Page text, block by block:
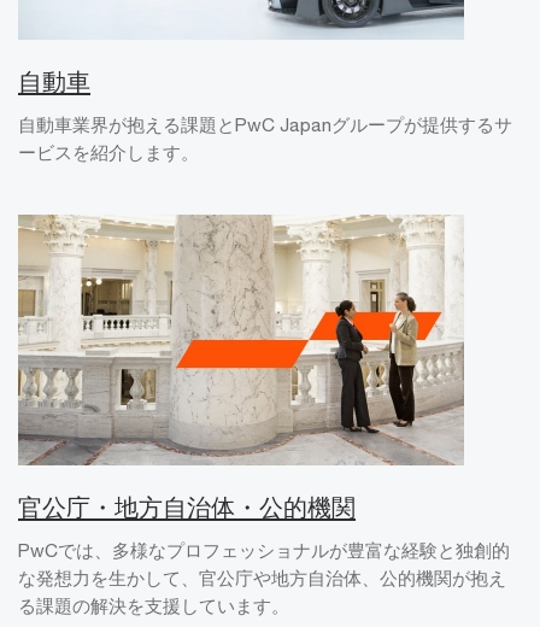
自動車
自動車業界が抱える課題とPwC Japanグループが提供するサ
ービスを紹介します。
官公庁・地方自治体・公的機関
PwCでは、多様なプロフェッショナルが豊富な経験と独創的
な発想力を生かして、官公庁や地方自治体、公的機関が抱え
る課題の解決を支援しています。